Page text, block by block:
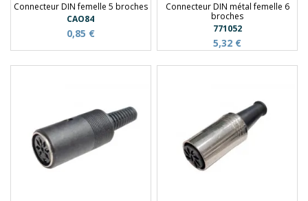
Connecteur DIN femelle 5 broches
CAO84
0,85 €
Connecteur DIN métal femelle 6
broches
771052
5,32 €